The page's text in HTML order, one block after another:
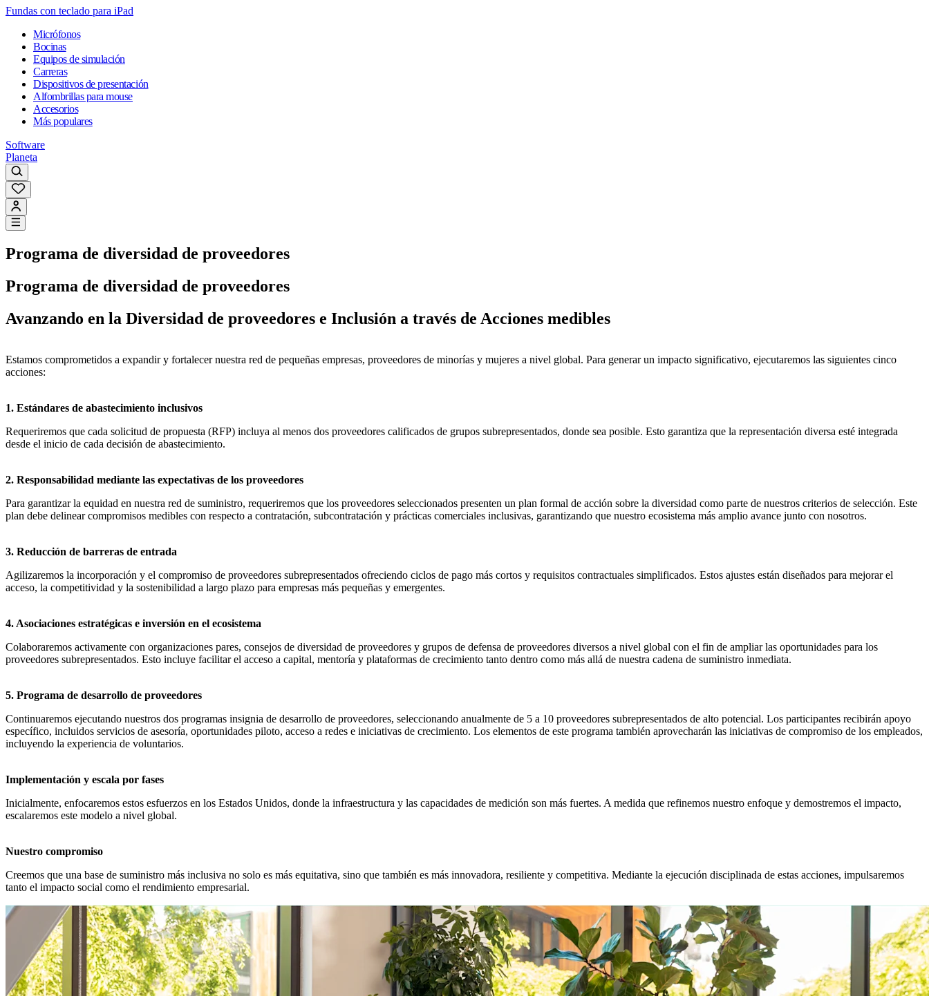
Fundas con teclado para iPad
Micrófonos
Bocinas
Equipos de simulación
Carreras
Dispositivos de presentación
Alfombrillas para mouse
Accesorios
Más populares
Software
Planeta
Programa de diversidad de proveedores
Programa de diversidad de proveedores
Avanzando en la Diversidad de proveedores e Inclusión a través de Acciones medibles
Estamos comprometidos a expandir y fortalecer nuestra red de pequeñas empresas, proveedores de minorías y mujeres a nivel global. Para generar un impacto significativo, ejecutaremos las siguientes cinco
acciones:
1. Estándares de abastecimiento inclusivos
Requeriremos que cada solicitud de propuesta (RFP) incluya al menos dos proveedores calificados de grupos subrepresentados, donde sea posible. Esto garantiza que la representación diversa esté integrada
desde el inicio de cada decisión de abastecimiento.
2. Responsabilidad mediante las expectativas de los proveedores
Para garantizar la equidad en nuestra red de suministro, requeriremos que los proveedores seleccionados presenten un plan formal de acción sobre la diversidad como parte de nuestros criterios de selección. Este
plan debe delinear compromisos medibles con respecto a contratación, subcontratación y prácticas comerciales inclusivas, garantizando que nuestro ecosistema más amplio avance junto con nosotros.
3. Reducción de barreras de entrada
Agilizaremos la incorporación y el compromiso de proveedores subrepresentados ofreciendo ciclos de pago más cortos y requisitos contractuales simplificados. Estos ajustes están diseñados para mejorar el
acceso, la competitividad y la sostenibilidad a largo plazo para empresas más pequeñas y emergentes.
4. Asociaciones estratégicas e inversión en el ecosistema
Colaboraremos activamente con organizaciones pares, consejos de diversidad de proveedores y grupos de defensa de proveedores diversos a nivel global con el fin de ampliar las oportunidades para los
proveedores subrepresentados. Esto incluye facilitar el acceso a capital, mentoría y plataformas de crecimiento tanto dentro como más allá de nuestra cadena de suministro inmediata.
5. Programa de desarrollo de proveedores
Continuaremos ejecutando nuestros dos programas insignia de desarrollo de proveedores, seleccionando anualmente de 5 a 10 proveedores subrepresentados de alto potencial. Los participantes recibirán apoyo
específico, incluidos servicios de asesoría, oportunidades piloto, acceso a redes e iniciativas de crecimiento. Los elementos de este programa también aprovecharán las iniciativas de compromiso de los empleados,
incluyendo la experiencia de voluntarios.
Implementación y escala por fases
Inicialmente, enfocaremos estos esfuerzos en los Estados Unidos, donde la infraestructura y las capacidades de medición son más fuertes. A medida que refinemos nuestro enfoque y demostremos el impacto,
escalaremos este modelo a nivel global.
Nuestro compromiso
Creemos que una base de suministro más inclusiva no solo es más equitativa, sino que también es más innovadora, resiliente y competitiva. Mediante la ejecución disciplinada de estas acciones, impulsaremos
tanto el impacto social como el rendimiento empresarial.